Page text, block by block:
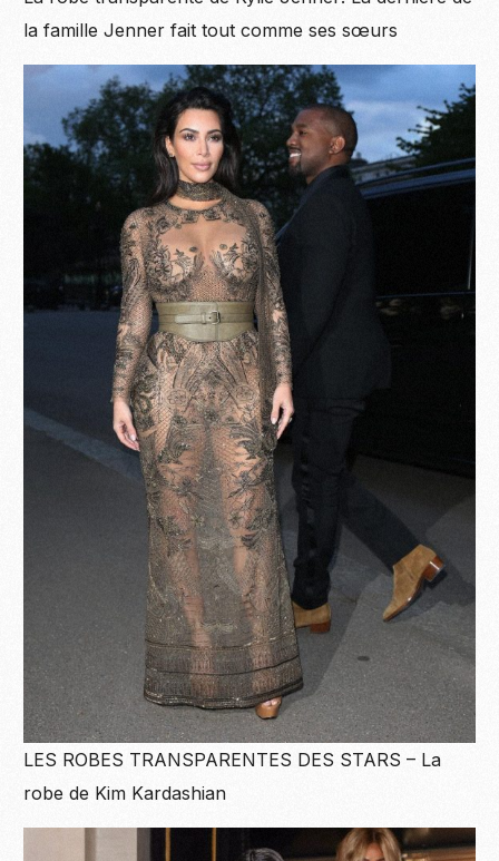
la famille Jenner fait tout comme ses sœurs
LES ROBES TRANSPARENTES DES STARS – La
robe de Kim Kardashian